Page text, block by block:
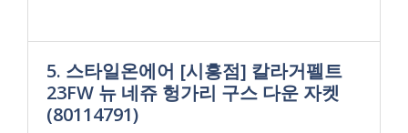
5. 스타일온에어 [시흥점] 칼라거펠트
23FW 뉴 네쥬 헝가리 구스 다운 자켓
(80114791)